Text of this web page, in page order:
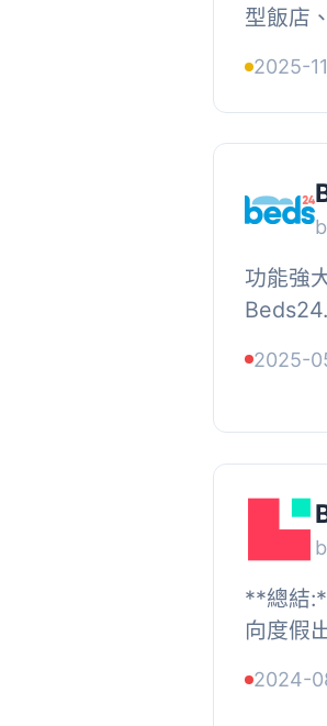
型飯店
2025-
功能強
2025-
**總結
向度假
連結
2024-